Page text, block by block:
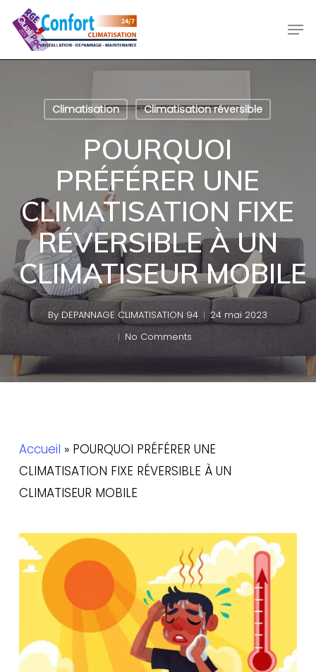
Skip
main
Climatisation Climatisation réversible
POURQUOI
PRÉFÉRER UNE
CLIMATISATION FIXE
RÉVERSIBLE À UN
CLIMATISEUR MOBILE
By DEPANNAGE CLIMATISATION 94
24 mai 2023
No Comments
Accueil » POURQUOI PRÉFÉRER UNE
CLIMATISATION FIXE RÉVERSIBLE À UN
CLIMATISEUR MOBILE